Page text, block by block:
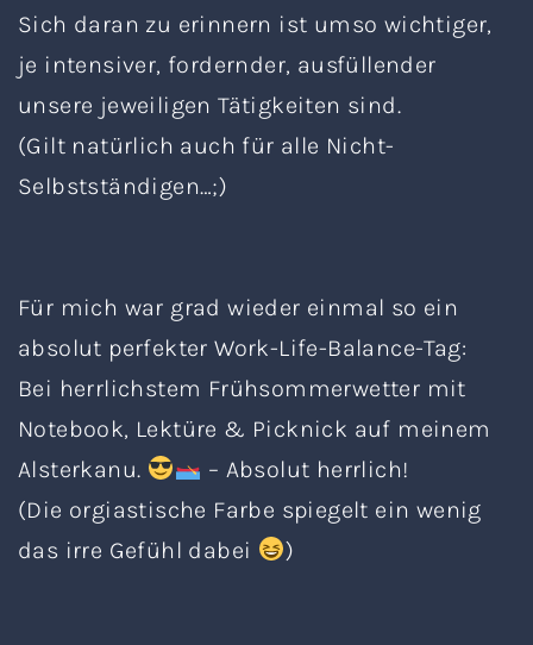
Sich daran zu erinnern ist umso wichtiger,
je intensiver, fordernder, ausfüllender
unsere jeweiligen Tätigkeiten sind.
(Gilt natürlich auch für alle Nicht-
Selbstständigen…;)
Für mich war grad wieder einmal so ein
absolut perfekter Work-Life-Balance-Tag:
Bei herrlichstem Frühsommerwetter mit
Notebook, Lektüre & Picknick auf meinem
Alsterkanu.
– Absolut herrlich!
(Die orgiastische Farbe spiegelt ein wenig
das irre Gefühl dabei
)